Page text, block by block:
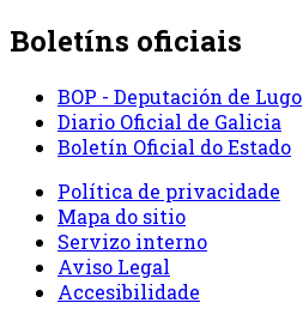
Boletíns oficiais
BOP - Deputación de Lugo
Diario Oficial de Galicia
Boletín Oficial do Estado
Política de privacidade
Mapa do sitio
Servizo interno
Aviso Legal
Accesibilidade